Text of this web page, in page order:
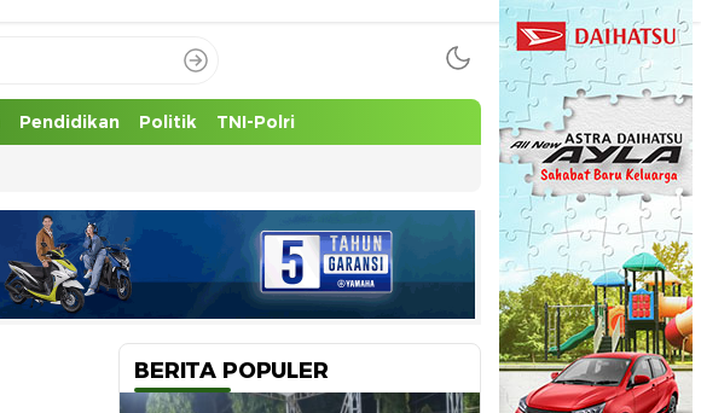
Pendidikan Politik TNI-Polri
BERITA POPULER